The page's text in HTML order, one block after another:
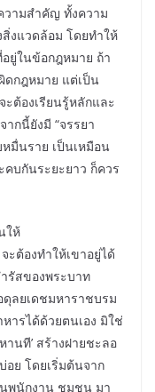
วามสำคัญ ทั้งความ
งแวดล้อม โดยทำให้
ยู่ในข้อกฎหมาย ถ้า
ดกฎหมาย แต่เป็น
ะต้องเรียนรู้หลักและ
กนี้ยังมี “จรรยา
มื่นราย เป็นเหมือน
คบกันระยะยาว ก็ควร
ให้
ะต้องทำให้เขาอยู่ได้
รัสของพระบาท
ลยเดชมหาราชบรม
ารได้ด้วยตนเอง มิใช่
านที’ สร้างฝายชะลอ
ย โดยเริ่มต้นจาก
พนักงาน ชุมชน มา